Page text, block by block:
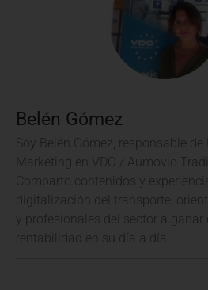
Belén Gómez
Soy Belén Gómez, responsable
Marketing en VDO / Aumovio
Comparto contenidos y
digitalización del transporte,
y profesionales del sector a ganar
rentabilidad en su día a día.